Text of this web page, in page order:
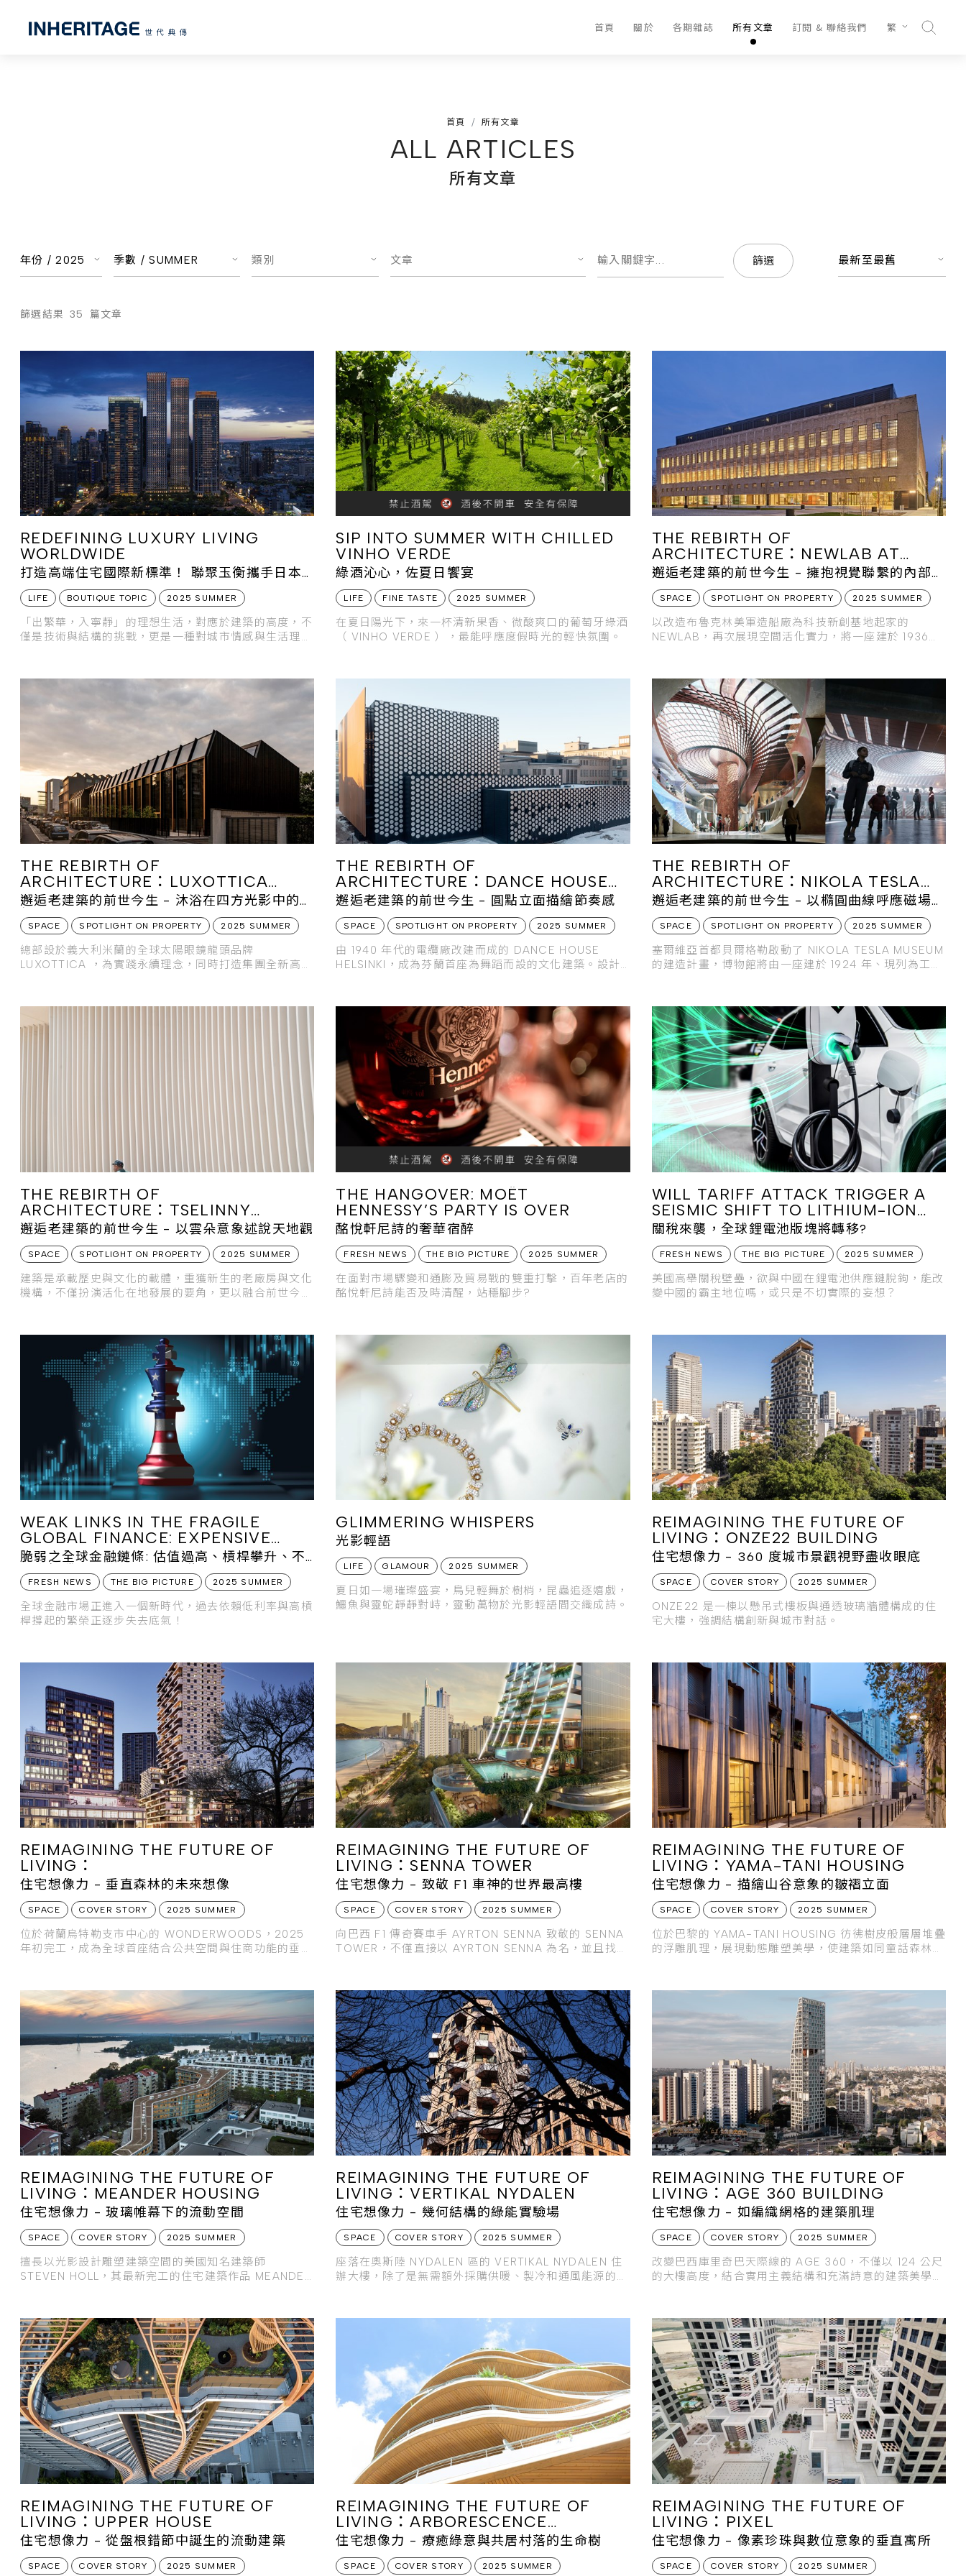
首頁 關於 各期雜誌 所有文章 訂閱 & 聯絡我們 繁
首頁 所有文章
ALL ARTICLES
所有文章
年份 /2025 季數 /SUMMER 類別 文章 最新至最舊
篩選結果 35 篇文章
REDEFINING LUXURY LIVING
WORLDWIDE
打造高端住宅國際新標準！ 聯聚玉衡攜手日本
鹿島跨國合作刷新城市高度
LIFE BOUTIQUE TOPIC 2025 SUMMER
「出繁華，入寧靜」的理想生活，對應於建築的高度，不
僅是技術與結構的挑戰，更是一種對城市情感與生活理想
SIP INTO SUMMER WITH CHILLED
VINHO VERDE
綠酒沁心，佐夏日饗宴
LIFE FINE TASTE 2025 SUMMER
在夏日陽光下，來一杯清新果香、微酸爽口的葡萄牙綠酒
（ VINHO VERDE ），最能呼應度假時光的輕快氛圍。
THE REBIRTH OF
ARCHITECTURE：NEWLAB AT
MICHIGAN CENTRAL
邂逅老建築的前世今生 - 擁抱視覺聯繫的內部空
間
SPACE SPOTLIGHT ON PROPERTY 2025 SUMMER
以改造布魯克林美軍造船廠為科技新創基地起家的
NEWLAB，再次展現空間活化實力，將一座建於 1936
THE REBIRTH OF
ARCHITECTURE：LUXOTTICA
DIGITAL FACTORY
邂逅老建築的前世今生 - 沐浴在四方光影中的創
新空間
SPACE SPOTLIGHT ON PROPERTY 2025 SUMMER
總部設於義大利米蘭的全球太陽眼鏡龍頭品牌
LUXOTTICA ，為實踐永續理念，同時打造集團全新高科
THE REBIRTH OF
ARCHITECTURE：DANCE HOUSE
HELSINKI
邂逅老建築的前世今生 - 圓點立面描繪節奏感
SPACE SPOTLIGHT ON PROPERTY 2025 SUMMER
由 1940 年代的電纜廠改建而成的 DANCE HOUSE
HELSINKI，成為芬蘭首座為舞蹈而設的文化建築。設計
THE REBIRTH OF
ARCHITECTURE：NIKOLA TESLA
MUSEUM
邂逅老建築的前世今生 - 以橢圓曲線呼應磁場能
量
SPACE SPOTLIGHT ON PROPERTY 2025 SUMMER
塞爾維亞首都貝爾格勒啟動了 NIKOLA TESLA MUSEUM
的建造計畫，博物館將由一座建於 1924 年、現列為工業
THE REBIRTH OF
ARCHITECTURE：TSELINNY
CENTER OF CONTEMPORARY
CULTURE
邂逅老建築的前世今生 - 以雲朵意象述說天地觀
SPACE SPOTLIGHT ON PROPERTY 2025 SUMMER
建築是承載歷史與文化的載體，重獲新生的老廠房與文化
機構，不僅扮演活化在地發展的要角，更以融合前世今生
THE HANGOVER: MOËT
HENNESSY’S PARTY IS OVER
酩悅軒尼詩的奢華宿醉
FRESH NEWS THE BIG PICTURE 2025 SUMMER
在面對市場驟變和通膨及貿易戰的雙重打擊，百年老店的
酩悅軒尼詩能否及時清醒，站穩腳步?
WILL TARIFF ATTACK TRIGGER A
SEISMIC SHIFT TO LITHIUM-ION
BATTERY’S SUPPLY PUZZLE?
關稅來襲，全球鋰電池版塊將轉移?
FRESH NEWS THE BIG PICTURE 2025 SUMMER
美國高舉關稅壁壘，欲與中國在鋰電池供應鏈脫鉤，能改
變中國的霸主地位嗎，或只是不切實際的妄想？
WEAK LINKS IN THE FRAGILE
GLOBAL FINANCE: EXPENSIVE
VALUATIONS, MOUNTING
LEVERAGE, ELEVATED
UNCERTAINTY, LACK OF
TRANSPARENCY & VISIBILITY
脆弱之全球金融鏈條: 估值過高、槓桿攀升、不
確定性騰空、缺乏透明度及能見度
FRESH NEWS THE BIG PICTURE 2025 SUMMER
全球金融市場正進入一個新時代，過去依賴低利率與高槓
桿撐起的繁榮正逐步失去底氣！
GLIMMERING WHISPERS
光影輕語
LIFE GLAMOUR 2025 SUMMER
夏日如一場璀璨盛宴，鳥兒輕舞於樹梢，昆蟲追逐嬉戲，
鱷魚與靈蛇靜靜對峙，靈動萬物於光影輕語間交織成詩。
REIMAGINING THE FUTURE OF
LIVING：ONZE22 BUILDING
住宅想像力 - 360 度城市景觀視野盡收眼底
SPACE COVER STORY 2025 SUMMER
ONZE22 是一棟以懸吊式樓板與通透玻璃牆體構成的住
宅大樓，強調結構創新與城市對話。
REIMAGINING THE FUTURE OF
LIVING：
住宅想像力 - 垂直森林的未來想像
SPACE COVER STORY 2025 SUMMER
位於荷蘭烏特勒支市中心的 WONDERWOODS，2025
年初完工，成為全球首座結合公共空間與住商功能的垂直
REIMAGINING THE FUTURE OF
LIVING：SENNA TOWER
住宅想像力 - 致敬 F1 車神的世界最高樓
SPACE COVER STORY 2025 SUMMER
向巴西 F1 傳奇賽車手 AYRTON SENNA 致敬的 SENNA
TOWER，不僅直接以 AYRTON SENNA 為名，並且找來
REIMAGINING THE FUTURE OF
LIVING：YAMA-TANI HOUSING
住宅想像力 - 描繪山谷意象的皺褶立面
SPACE COVER STORY 2025 SUMMER
位於巴黎的 YAMA-TANI HOUSING 彷彿樹皮般層層堆疊
的浮雕肌理，展現動態雕塑美學，使建築如同童話森林中
REIMAGINING THE FUTURE OF
LIVING：MEANDER HOUSING
住宅想像力 - 玻璃帷幕下的流動空間
SPACE COVER STORY 2025 SUMMER
擅長以光影設計雕塑建築空間的美國知名建築師
STEVEN HOLL，其最新完工的住宅建築作品 MEANDER
REIMAGINING THE FUTURE OF
LIVING：VERTIKAL NYDALEN
住宅想像力 - 幾何結構的綠能實驗場
SPACE COVER STORY 2025 SUMMER
座落在奧斯陸 NYDALEN 區的 VERTIKAL NYDALEN 住
辦大樓，除了是無需額外採購供暖、製冷和通風能源的
REIMAGINING THE FUTURE OF
LIVING：AGE 360 BUILDING
住宅想像力 - 如編織網格的建築肌理
SPACE COVER STORY 2025 SUMMER
改變巴西庫里奇巴天際線的 AGE 360，不僅以 124 公尺
的大樓高度，結合實用主義結構和充滿詩意的建築美學，
REIMAGINING THE FUTURE OF
LIVING：UPPER HOUSE
住宅想像力 - 從盤根錯節中誕生的流動建築
SPACE COVER STORY 2025 SUMMER
REIMAGINING THE FUTURE OF
LIVING：ARBORESCENCE
APARTMENTS
住宅想像力 - 療癒綠意與共居村落的生命樹
SPACE COVER STORY 2025 SUMMER
REIMAGINING THE FUTURE OF
LIVING：PIXEL
住宅想像力 - 像素珍珠與數位意象的垂直寓所
SPACE COVER STORY 2025 SUMMER